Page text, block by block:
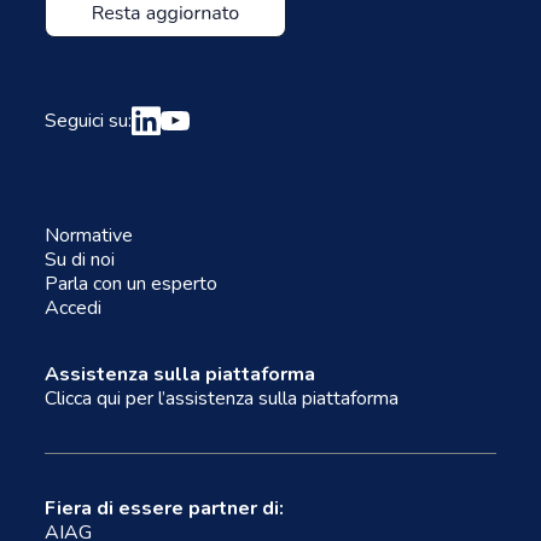
Normative
Su di noi
Parla con un esperto
Accedi
Assistenza sulla piattaforma
Clicca qui per l’assistenza sulla piattaforma
Fiera di essere partner di:
AIAG
Seguici su: